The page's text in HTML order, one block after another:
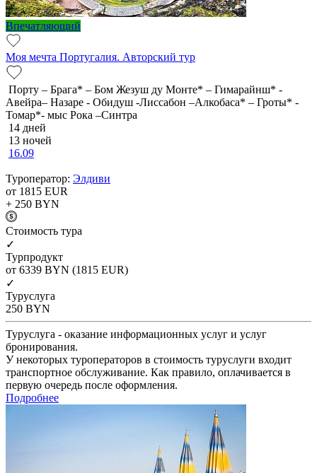
Впечатляющий
Моя мечта Португалия. Авторский тур
Порту – Брага* – Бом Жезуш ду Монте* – Гимарайнш* -
Авейра– Назаре - Обидуш -Лиссабон –Алкобаса* – Гроты* -
Томар*- мыс Рока –Синтра
14 дней
13 ночей
16.09
Туроператор: Элдиви
от 1815 EUR
+ 250 BYN
Cтоимость тура
✓
Турпродукт
от 6339 BYN (1815 EUR)
✓
Туруслуга
250 BYN
Туруслуга - оказание информационных услуг и услуг
бронирования.
У некоторых туроператоров в стоимость туруслуги входит
транспортное обслуживание. Как правило, оплачивается в
первую очередь после оформления.
Подробнее